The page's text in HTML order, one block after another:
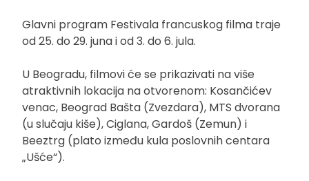
Glavni program Festivala francuskog filma traje
od 25. do 29. juna i od 3. do 6. jula.
U Beogradu, filmovi će se prikazivati na više
atraktivnih lokacija na otvorenom: Kosančićev
venac, Beograd Bašta (Zvezdara), MTS dvorana
(u slučaju kiše), Ciglana, Gardoš (Zemun) i
Beeztrg (plato između kula poslovnih centara
„Ušće“).